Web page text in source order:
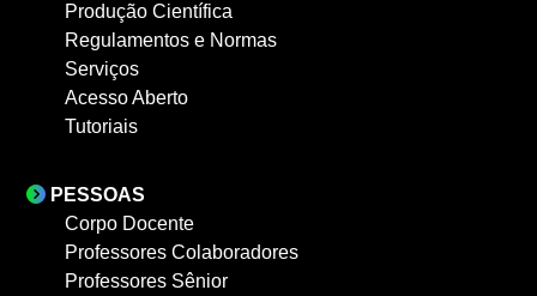
Produção Científica
Regulamentos e Normas
Serviços
Acesso Aberto
Tutoriais
PESSOAS
Corpo Docente
Professores Colaboradores
Professores Sênior